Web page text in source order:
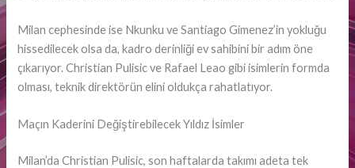
Milan cephesinde ise Nkunku ve Santiago Gimenez’in yokluğu
hissedilecek olsa da, kadro derinliği ev sahibini bir adım öne
çıkarıyor. Christian Pulisic ve Rafael Leao gibi isimlerin formda
olması, teknik direktörün elini oldukça rahatlatıyor.
Maçın Kaderini Değiştirebilecek Yıldız İsimler
Milan’da Christian Pulisic, son haftalarda takımı adeta tek